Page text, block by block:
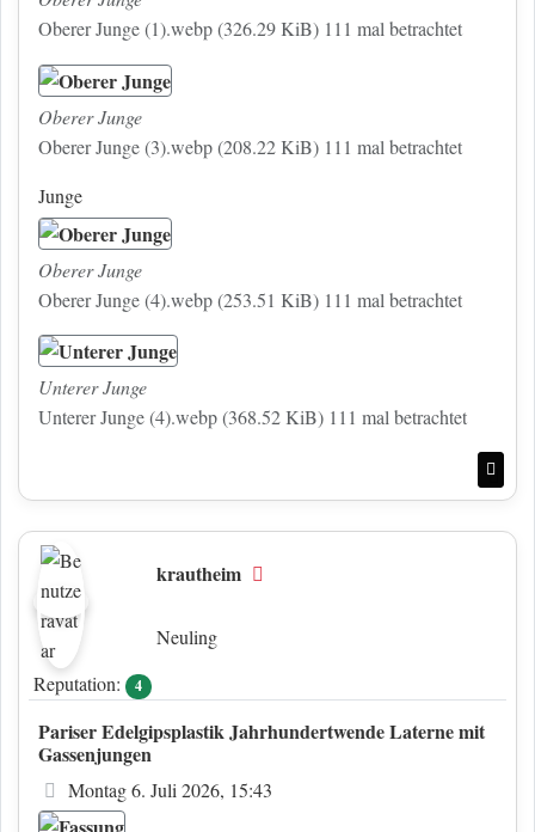
Oberer Junge (1).webp (326.29 KiB) 111 mal betrachtet
Oberer Junge
Oberer Junge (3).webp (208.22 KiB) 111 mal betrachtet
Junge
Oberer Junge
Oberer Junge (4).webp (253.51 KiB) 111 mal betrachtet
Unterer Junge
Unterer Junge (4).webp (368.52 KiB) 111 mal betrachtet
krautheim
Neuling
Reputation:
4
Pariser Edelgipsplastik Jahrhundertwende Laterne mit
Gassenjungen
Beitrag
Montag 6. Juli 2026, 15:43